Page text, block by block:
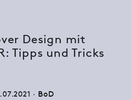
Design mit
Tipps und Tricks
· BoD